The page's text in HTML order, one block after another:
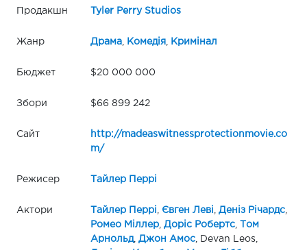
Продакшн Tyler Perry Studios
Жанр Драма, Комедія, Кримінал
Бюджет $20 000 000
Збори $66 899 242
Сайт
http://madeaswitnessprotectionmovie.co
m/
Режисер Тайлер Перрі
Актори Тайлер Перрі Євген Леві Деніз Річардс,
Ромео Міллер, Доріс Робертс,
Том
Арнольд, Джон Амос, Devan Leos,